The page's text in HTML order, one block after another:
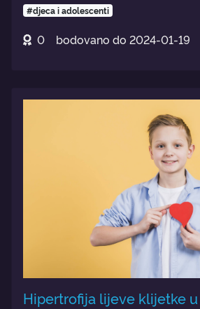
#djeca i adolescenti
0 bodovano do 2024-01-19
Hipertrofija lijeve klijetke